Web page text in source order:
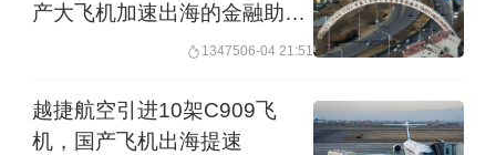
两大试飞基地为主战场，在全国多地机
场展开密集试飞。
一款民用飞机型号的适航取证周期与本
产大飞机加速出海的金融助推
1347506-04 21:51
越捷航空引进10架C909飞
机，国产飞机出海提速